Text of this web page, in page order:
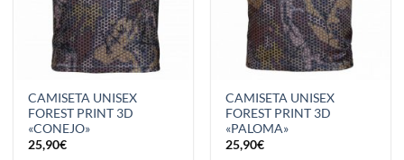
CAMISETA UNISEX
FOREST PRINT 3D
«CONEJO»
25,90€
CAMISETA UNISEX
FOREST PRINT 3D
«PALOMA»
25,90€